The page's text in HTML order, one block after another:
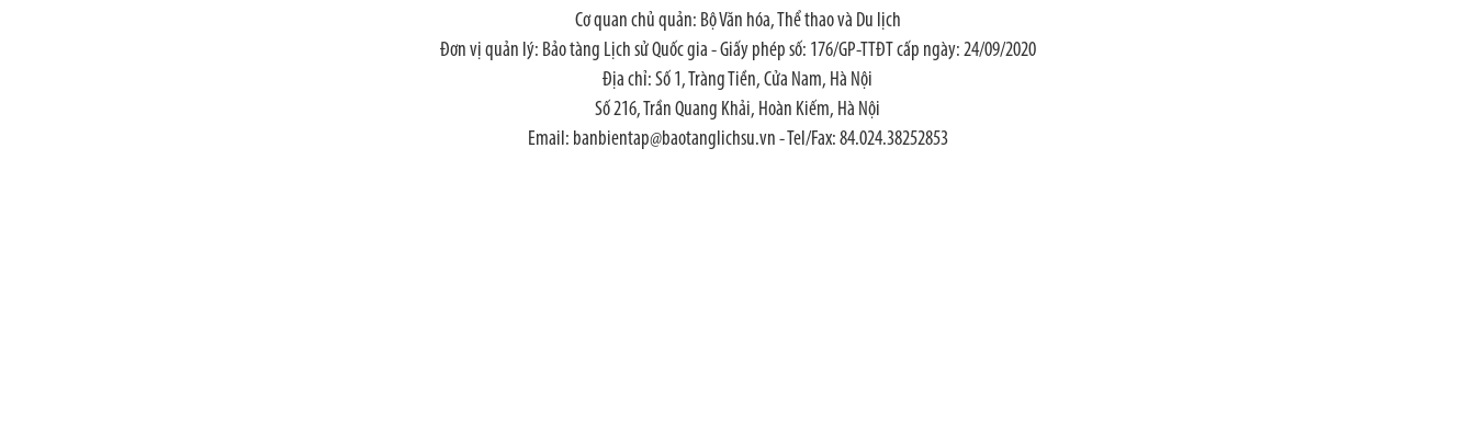
Cơ quan chủ quản: Bộ Văn hóa, Thể thao và Du lịch
Đơn vị quản lý: Bảo tàng Lịch sử Quốc gia - Giấy phép số: 176/GP-TTĐT cấp ngày: 24/09/2020
Địa chỉ: Số 1, Tràng Tiền, Cửa Nam, Hà Nội
Số 216, Trần Quang Khải, Hoàn Kiếm, Hà Nội
Email: banbientap@baotanglichsu.vn - Tel/Fax: 84.024.38252853